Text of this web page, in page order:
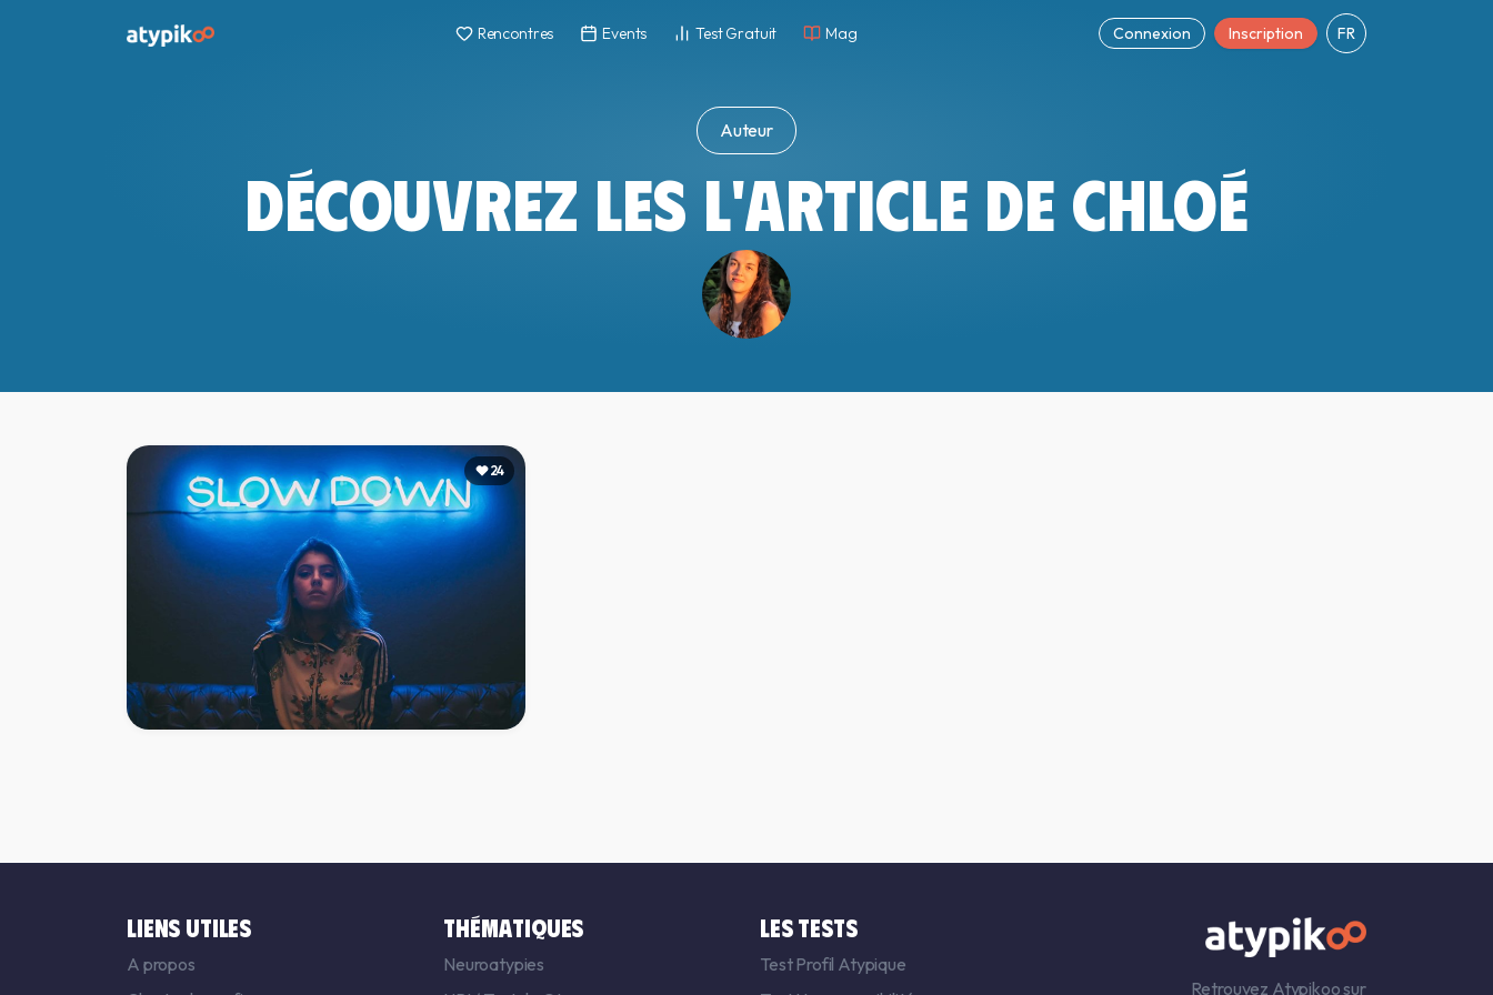
Connexion Inscription FR
Rencontres Events Test Gratuit Mag
Auteur
DÉCOUVREZ LES L'ARTICLE DE CHLOÉ
Techniques pour diminuer son
hypersensible
24
LIENS UTILES
A propos
THÉMATIQUES
Neuroatypies
LES TESTS
Test Profil Atypique
Retrouvez Atypikoo sur